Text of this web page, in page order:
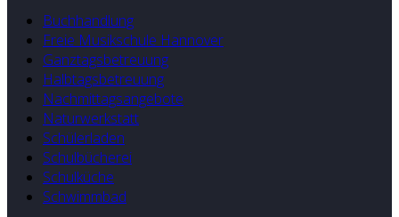
Buchhandlung
Freie Musikschule Hannover
Ganztagsbetreuung
Halbtagsbetreuung
Nachmittagsangebote
Naturwerkstatt
Schülerladen
Schulbücherei
Schulküche
Schwimmbad